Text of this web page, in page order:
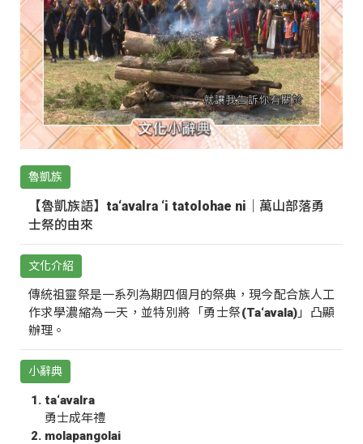
魯凱族
【魯凱族語】ta‘avalra ‘i tatolohae ni｜萬山部落勇
士祭的由來
文化介紹
傳統祖靈祭是一系列為期四個月的祭典，現今配合族人工
作求學濃縮為一天，並特別將「勇士祭(Ta‘avala)」凸顯
辦理。
小辭典
ta‘avalra
勇士成年禮
molapangolai